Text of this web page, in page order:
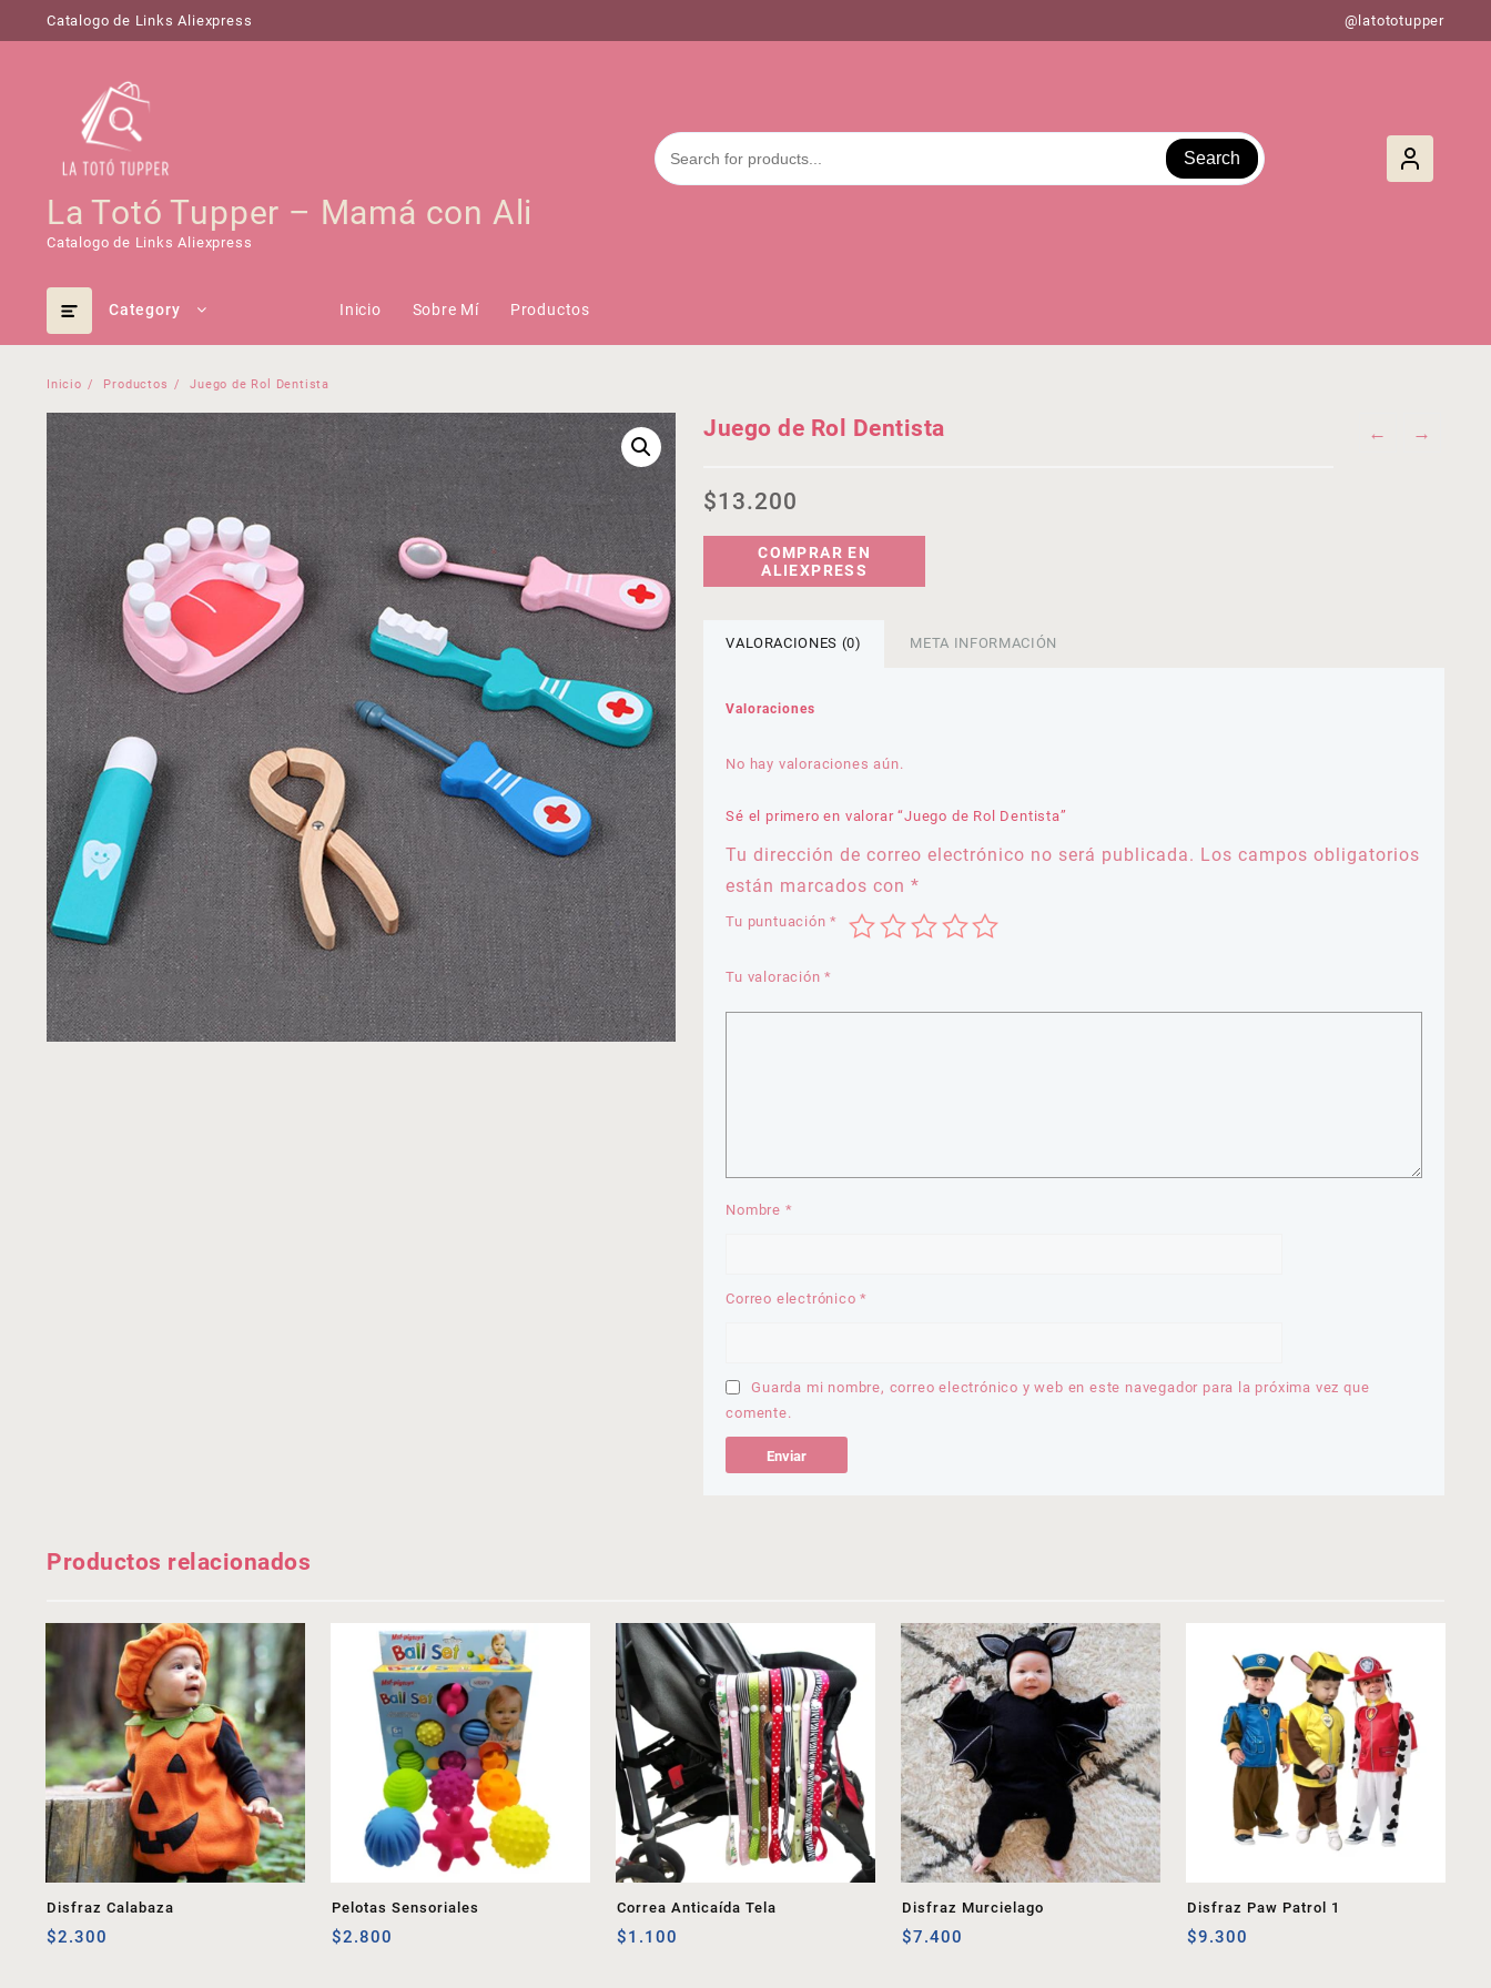
Catalogo de Links Aliexpress @latototupper
La Totó Tupper – Mamá con Ali
Catalogo de Links Aliexpress
Search
Category Inicio Sobre Mí Productos
Inicio Productos Juego de Rol Dentista
← →
Juego de Rol Dentista
$13.200
COMPRAR EN
ALIEXPRESS
VALORACIONES (0) META INFORMACIÓN
Valoraciones
No hay valoraciones aún.
Sé el primero en valorar “Juego de Rol Dentista”
Tu dirección de correo electrónico no será publicada. Los campos obligatorios
están marcados con*
Tu puntuación*
Tu valoración*
Nombre *
Correo electrónico*
Guarda mi nombre, correo electrónico y web en este navegador para la próxima vez que
comente.
Productos relacionados
Disfraz Calabaza
$2.300
Pelotas Sensoriales
$2.800
Correa Anticaída Tela
$1.100
Disfraz Murcielago
$7.400
Disfraz Paw Patrol 1
$9.300